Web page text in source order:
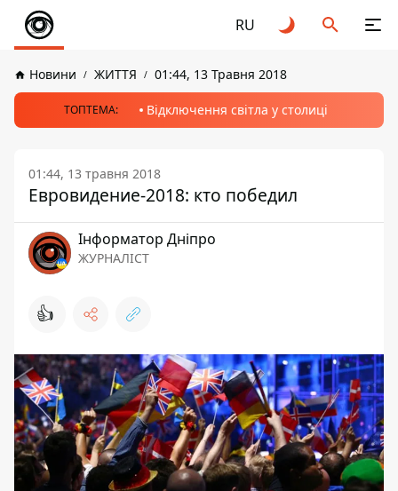
RU
Новини ЖИТТЯ 01:44, 13 Травня 2018
ТОПТЕМА: Відключення світла у столиці
01:44, 13 травня 2018
Евровидение-2018: кто победил
Інформатор Дніпро
ЖУРНАЛІСТ
👍